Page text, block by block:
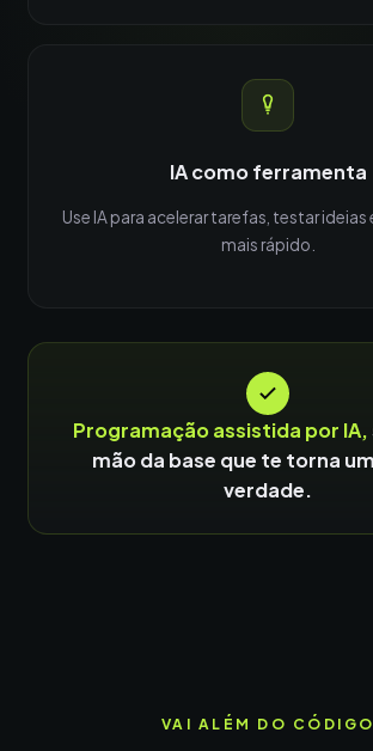
IA como ferramenta
Use IA para acelerar tarefas, testar ideias
mais rápido.
Programação assistida por IA,
mão da base que te torna
verdade.
VAI ALÉM DO CÓDIGO